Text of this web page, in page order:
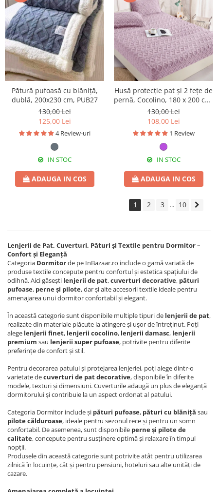
Pătură pufoasă cu blăniță,
dublă, 200x230 cm, PUB27
130,00 Lei
125,00 Lei
4 Review-uri
IN STOC
ADAUGA IN COS
Husă protecție pat și 2 fețe de
pernă, Cocolino, 180 x 200 cm,
3 piese, HPP64
130,00 Lei
108,00 Lei
1 Review
IN STOC
ADAUGA IN COS
1 2 3 ... 10
Lenjerii de Pat, Cuverturi, Pături și Textile pentru Dormitor –
Confort și Eleganță
Categoria Dormitorde pe InBazaar.ro include o gamă variată de
produse textile concepute pentru confortul și estetica spațiului de
odihnă. Aici găsești lenjerii de pat,cuverturi decorative, pături
pufoase, perne și pilote, dar și alte accesorii textile ideale pentru
amenajarea unui dormitor confortabil și elegant.
În această categorie sunt disponibile multiple tipuri de lenjerii de pat,
realizate din materiale plăcute la atingere și ușor de întreținut. Poți
alege lenjerii finet, lenjerii cocolino, lenjerii damasc, lenjerii
premium sau lenjerii super pufoase, potrivite pentru diferite
preferințe de confort și stil.
Pentru decorarea patului și protejarea lenjeriei, poți alege dintr-o
varietate decuverturi de pat decorative, disponibile în diferite
modele, texturi și dimensiuni. Cuverturile adaugă un plus de eleganță
dormitorului și contribuie la un aspect ordonat al patului.
Categoria Dormitor include și pături pufoase, pături cu blăniță sau
pilote călduroase, ideale pentru sezonul rece și pentru un somn
confortabil. De asemenea, sunt disponibile perne și pilote de
calitate, concepute pentru susținere optimă și relaxare în timpul
nopții.
Produsele din această categorie sunt potrivite atât pentru utilizarea
zilnică în locuințe, cât și pentru pensiuni, hoteluri sau alte unități de
cazare.